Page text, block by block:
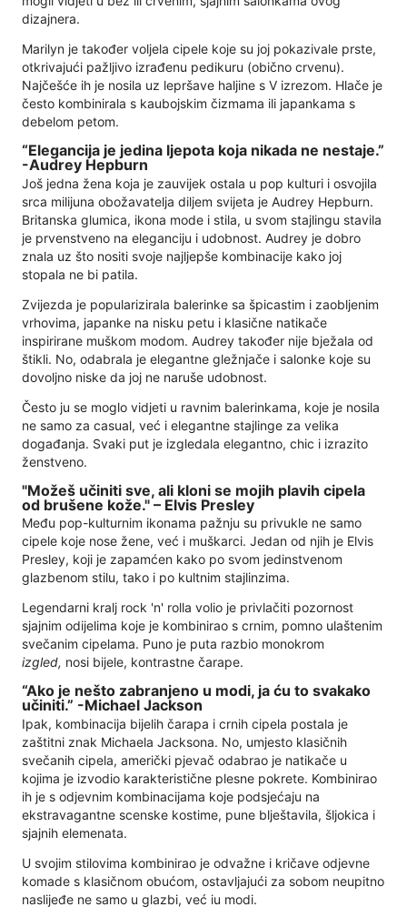
dizajnera.
Marilyn je također voljela cipele koje su joj pokazivale prste,
otkrivajući pažljivo izrađenu pedikuru (obično crvenu).
Najčešće ih je nosila uz lepršave haljine s V izrezom. Hlače je
često kombinirala s kaubojskim čizmama ili japankama s
debelom petom.
“Elegancija je jedina ljepota koja nikada ne nestaje.”
-Audrey Hepburn
Još jedna žena koja je zauvijek ostala u pop kulturi i osvojila
srca milijuna obožavatelja diljem svijeta je Audrey Hepburn.
Britanska glumica, ikona mode i stila, u svom stajlingu stavila
je prvenstveno na eleganciju i udobnost. Audrey je dobro
znala uz što nositi svoje najljepše kombinacije kako joj
stopala ne bi patila.
Zvijezda je popularizirala balerinke sa špicastim i zaobljenim
vrhovima, japanke na nisku petu i klasične natikače
inspirirane muškom modom. Audrey također nije bježala od
štikli. No, odabrala je elegantne gležnjače i salonke koje su
dovoljno niske da joj ne naruše udobnost.
Često ju se moglo vidjeti u ravnim balerinkama, koje je nosila
ne samo za casual, već i elegantne stajlinge za velika
događanja. Svaki put je izgledala elegantno, chic i izrazito
ženstveno.
"Možeš učiniti sve, ali kloni se mojih plavih cipela
od brušene kože." – Elvis Presley
Među pop-kulturnim ikonama pažnju su privukle ne samo
cipele koje nose žene, već i muškarci. Jedan od njih je Elvis
Presley, koji je zapamćen kako po svom jedinstvenom
glazbenom stilu, tako i po kultnim stajlinzima.
Legendarni kralj rock 'n' rolla volio je privlačiti pozornost
sjajnim odijelima koje je kombinirao s crnim, pomno ulaštenim
svečanim cipelama. Puno je puta razbio monokrom
izgled, nosi bijele, kontrastne čarape.
“Ako je nešto zabranjeno u modi, ja ću to svakako
učiniti.” -Michael Jackson
Ipak, kombinacija bijelih čarapa i crnih cipela postala je
zaštitni znak Michaela Jacksona. No, umjesto klasičnih
svečanih cipela, američki pjevač odabrao je natikače u
kojima je izvodio karakteristične plesne pokrete. Kombinirao
ih je s odjevnim kombinacijama koje podsjećaju na
ekstravagantne scenske kostime, pune blještavila, šljokica i
sjajnih elemenata.
U svojim stilovima kombinirao je odvažne i kričave odjevne
komade s klasičnom obućom, ostavljajući za sobom neupitno
naslijeđe ne samo u glazbi, već iu modi.